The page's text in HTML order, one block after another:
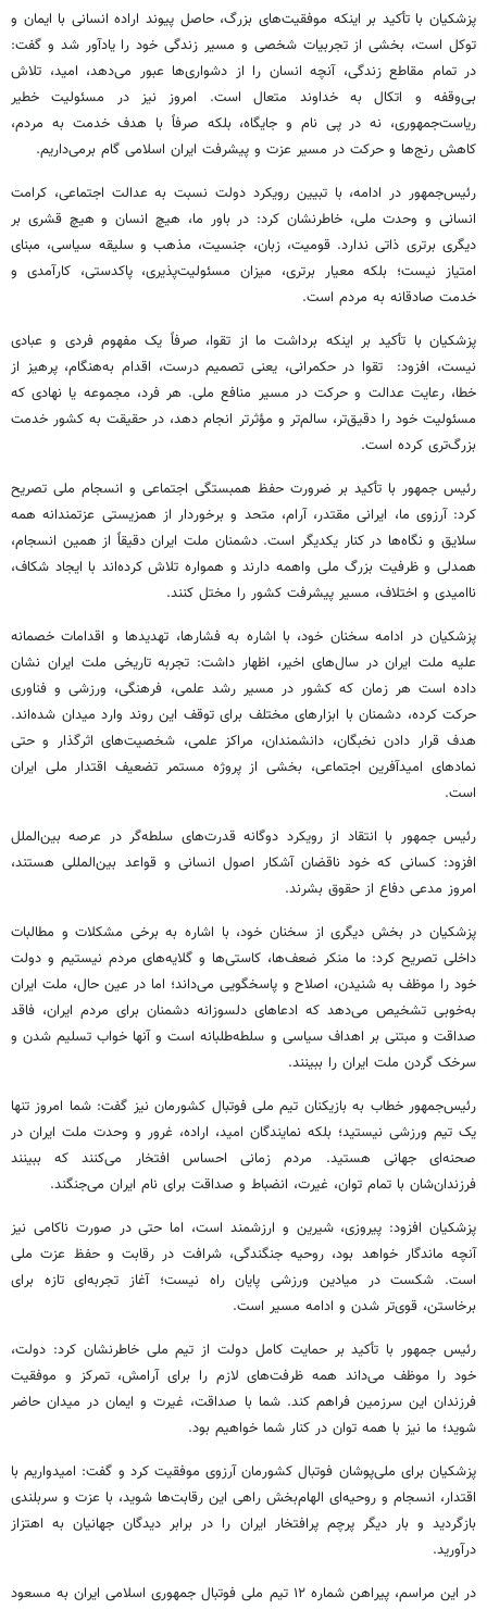
پزشکیان با تأکید بر اینکه موفقیت‌های بزرگ، حاصل پیوند اراده انسانی با ایمان و
توکل است، بخشی از تجربیات شخصی و مسیر زندگی خود را یادآور شد و گفت:
در تمام مقاطع زندگی، آنچه انسان را از دشواری‌ها عبور می‌دهد، امید، تلاش
بی‌وقفه و اتکال به خداوند متعال است. امروز نیز در مسئولیت خطیر
ریاست‌جمهوری، نه در پی نام و جایگاه، بلکه صرفاً با هدف خدمت به مردم،
کاهش رنج‌ها و حرکت در مسیر عزت و پیشرفت ایران اسلامی گام برمی‌داریم.
رئیس‌جمهور در ادامه، با تبیین رویکرد دولت نسبت به عدالت اجتماعی، کرامت
انسانی و وحدت ملی، خاطرنشان کرد: در باور ما، هیچ انسان و هیچ قشری بر
دیگری برتری ذاتی ندارد. قومیت، زبان، جنسیت، مذهب و سلیقه سیاسی، مبنای
امتیاز نیست؛ بلکه معیار برتری، میزان مسئولیت‌پذیری، پاکدستی، کارآمدی و
خدمت صادقانه به مردم است.
پزشکیان با تأکید بر اینکه برداشت ما از تقوا، صرفاً یک مفهوم فردی و عبادی
نیست، افزود: تقوا در حکمرانی، یعنی تصمیم درست، اقدام به‌هنگام، پرهیز از
خطا، رعایت عدالت و حرکت در مسیر منافع ملی. هر فرد، مجموعه یا نهادی که
مسئولیت خود را دقیق‌تر، سالم‌تر و مؤثرتر انجام دهد، در حقیقت به کشور خدمت
بزرگ‌تری کرده است.
رئیس جمهور با تأکید بر ضرورت حفظ همبستگی اجتماعی و انسجام ملی تصریح
کرد: آرزوی ما، ایرانی مقتدر، آرام، متحد و برخوردار از همزیستی عزتمندانه همه
سلایق و نگاه‌ها در کنار یکدیگر است. دشمنان ملت ایران دقیقاً از همین انسجام،
همدلی و ظرفیت بزرگ ملی واهمه دارند و همواره تلاش کرده‌اند با ایجاد شکاف،
ناامیدی و اختلاف، مسیر پیشرفت کشور را مختل کنند.
پزشکیان در ادامه سخنان خود، با اشاره به فشارها، تهدیدها و اقدامات خصمانه
علیه ملت ایران در سال‌های اخیر، اظهار داشت: تجربه تاریخی ملت ایران نشان
داده است هر زمان که کشور در مسیر رشد علمی، فرهنگی، ورزشی و فناوری
حرکت کرده، دشمنان با ابزارهای مختلف برای توقف این روند وارد میدان شده‌اند.
هدف قرار دادن نخبگان، دانشمندان، مراکز علمی، شخصیت‌های اثرگذار و حتی
نمادهای امیدآفرین اجتماعی، بخشی از پروژه مستمر تضعیف اقتدار ملی ایران
است.
رئیس جمهور با انتقاد از رویکرد دوگانه قدرت‌های سلطه‌گر در عرصه بین‌الملل
افزود: کسانی که خود ناقضان آشکار اصول انسانی و قواعد بین‌المللی هستند،
امروز مدعی دفاع از حقوق بشرند.
پزشکیان در بخش دیگری از سخنان خود، با اشاره به برخی مشکلات و مطالبات
داخلی تصریح کرد: ما منکر ضعف‌ها، کاستی‌ها و گلایه‌های مردم نیستیم و دولت
خود را موظف به شنیدن، اصلاح و پاسخگویی می‌داند؛ اما در عین حال، ملت ایران
به‌خوبی تشخیص می‌دهد که ادعاهای دلسوزانه دشمنان برای مردم ایران، فاقد
صداقت و مبتنی بر اهداف سیاسی و سلطه‌طلبانه است و آنها خواب تسلیم شدن و
سرخک گردن ملت ایران را ببینند.
رئیس‌جمهور خطاب به بازیکنان تیم ملی فوتبال کشورمان نیز گفت: شما امروز تنها
یک تیم ورزشی نیستید؛ بلکه نمایندگان امید، اراده، غرور و وحدت ملت ایران در
صحنه‌ای جهانی هستید. مردم زمانی احساس افتخار می‌کنند که ببینند
فرزندان‌شان با تمام توان، غیرت، انضباط و صداقت برای نام ایران می‌جنگند.
پزشکیان افزود: پیروزی، شیرین و ارزشمند است، اما حتی در صورت ناکامی نیز
آنچه ماندگار خواهد بود، روحیه جنگندگی، شرافت در رقابت و حفظ عزت ملی
است. شکست در میادین ورزشی پایان راه نیست؛ آغاز تجربه‌ای تازه برای
برخاستن، قوی‌تر شدن و ادامه مسیر است.
رئیس جمهور با تأکید بر حمایت کامل دولت از تیم ملی خاطرنشان کرد: دولت،
خود را موظف می‌داند همه ظرفت‌های لازم را برای آرامش، تمرکز و موفقیت
فرزندان این سرزمین فراهم کند. شما با صداقت، غیرت و ایمان در میدان حاضر
شوید؛ ما نیز با همه توان در کنار شما خواهیم بود.
پزشکیان برای ملی‌پوشان فوتبال کشورمان آرزوی موفقیت کرد و گفت: امیدواریم با
اقتدار، انسجام و روحیه‌ای الهام‌بخش راهی این رقابت‌ها شوید، با عزت و سربلندی
بازگردید و بار دیگر پرچم پرافتخار ایران را در برابر دیدگان جهانیان به اهتزاز
درآورید.
در این مراسم، پیراهن شماره ۱۲ تیم ملی فوتبال جمهوری اسلامی ایران به مسعود